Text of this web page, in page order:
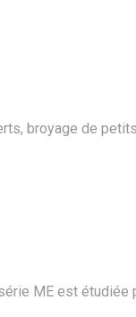
broyage de petits
ME est étudiée